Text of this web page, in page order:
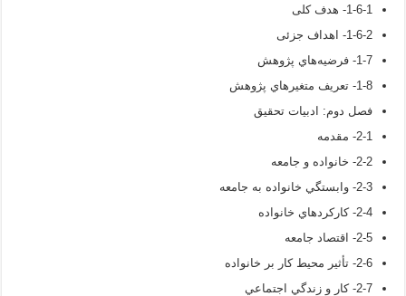
1-6-1- هدف کلی
1-6-2- اهداف جزئی
1-7- فرضيه‌هاي پژوهش
1-8- تعريف متغيرهاي پژوهش
فصل دوم: ادبیات تحقیق
2-1- مقدمه
2-2- خانواده و جامعه
2-3- وابستگي خانواده به جامعه
2-4- كاركردهاي خانواده
2-5- اقتصاد جامعه
2-6- تأثير محيط كار بر خانواده
2-7- كار و زندگي اجتماعي